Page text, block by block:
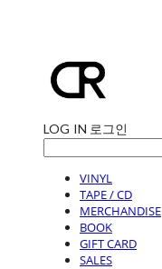
LOG IN 로그인
VINYL
TAPE / CD
MERCHANDISE
BOOK
GIFT CARD
SALES